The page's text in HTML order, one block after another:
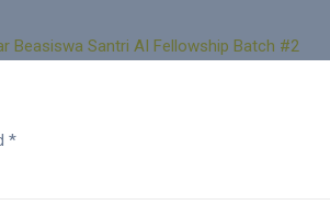
*